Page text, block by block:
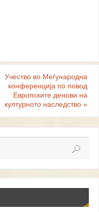
Учество во Меѓународна
конференција по повод
Европските денови на
културното наследство»